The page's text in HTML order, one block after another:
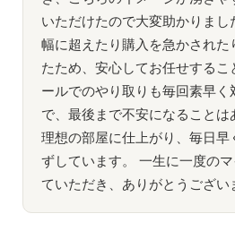
いただけたので大変助かりまし
幅に超えたり購入を急かされた
たため、安心してお任せするこ
ールでのやり取りも毎回素早く
で、最後まで不安になることは
理想の部屋に仕上がり、毎日早
ずしています。 一生に一度の
ていただき、ありがとうござい